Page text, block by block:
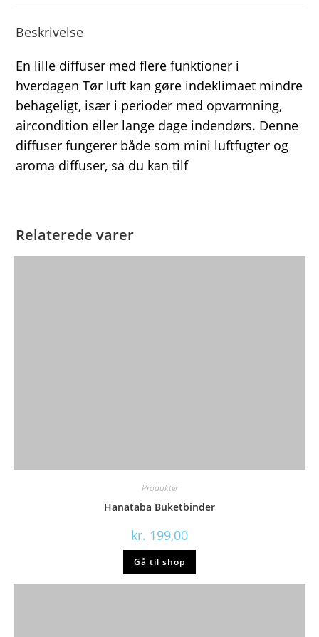
Beskrivelse
En lille diffuser med flere funktioner i
hverdagen Tør luft kan gøre indeklimaet mindre
behageligt, især i perioder med opvarmning,
aircondition eller lange dage indendørs. Denne
diffuser fungerer både som mini luftfugter og
aroma diffuser, så du kan tilf
Relaterede varer
Produkter
Hanataba Buketbinder
kr. 199,00
Gå til shop